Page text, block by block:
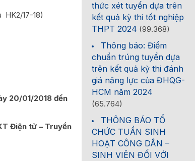
HK2/17-18)
20/01/2018 đến
Điện tử – Truyền
thức xét tuyển dựa trên
kết quả kỳ thi tốt nghiệp
THPT 2024 (99.368)
Thông báo: Điểm
chuẩn trúng tuyển dựa
trên kết quả kỳ thi đánh
giá năng lực của ĐHQG-
HCM năm 2024
(65.764)
THÔNG BÁO TỔ
CHỨC TUẦN SINH
HOẠT CÔNG DÂN –
SINH VIÊN ĐỐI VỚI